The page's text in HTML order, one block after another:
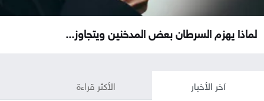
لماذا يهزم السرطان بعض المدخنين ويتجاوز...
آخر الأخبار الأكثر قراءة